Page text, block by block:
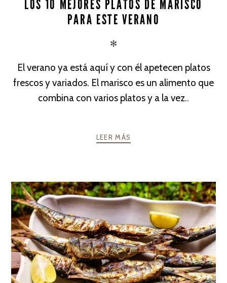
LOS 10 MEJORES PLATOS DE MARISCO
PARA ESTE VERANO
✻
El verano ya está aquí y con él apetecen platos
frescos y variados. El marisco es un alimento que
combina con varios platos y a la vez..
LEER MÁS